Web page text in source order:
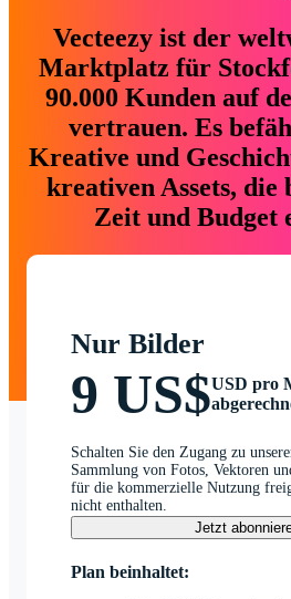
Vecteezy ist der
Marktplatz für
90.000 Kunden auf
vertrauen. Es
Kreative und
kreativen Assets, die
Zeit und Budget
Nur Bilder
9 US$USD pro
Schalten Sie den Zugang zu
Sammlung von Fotos, Vektoren
für die kommerzielle Nutzung
nicht enthalten.
Jetzt
Plan beinhaltet: